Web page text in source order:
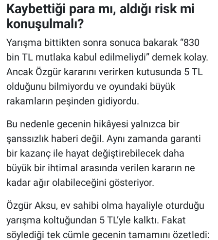
Kaybettiği para mı, aldığı risk mi
konuşulmalı?
Yarışma bittikten sonra sonuca bakarak “830
bin TL mutlaka kabul edilmeliydi” demek kolay.
Ancak Özgür kararını verirken kutusunda 5 TL
olduğunu bilmiyordu ve oyundaki büyük
rakamların peşinden gidiyordu.
Bu nedenle gecenin hikâyesi yalnızca bir
şanssızlık haberi değil. Aynı zamanda garanti
bir kazanç ile hayat değiştirebilecek daha
büyük bir ihtimal arasında verilen kararın ne
kadar ağır olabileceğini gösteriyor.
Özgür Aksu, ev sahibi olma hayaliyle oturduğu
yarışma koltuğundan 5 TL’yle kalktı. Fakat
söylediği tek cümle gecenin tamamını özetledi: